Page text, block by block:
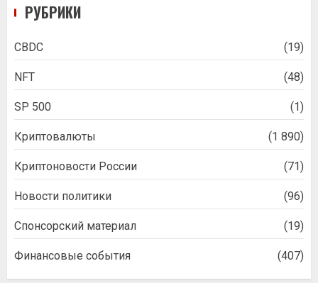
РУБРИКИ
CBDC (19)
NFT (48)
SP 500 (1)
Криптовалюты (1 890)
Криптоновости России (71)
Новости политики (96)
Спонсорский материал (19)
Финансовые события (407)